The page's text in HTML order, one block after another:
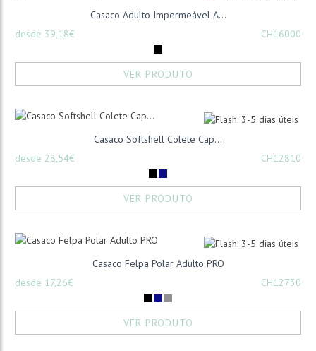
Casaco Adulto Impermeável A...
desde 39,18€
CH16000
VER PRODUTO
Casaco Softshell Colete Cap...
desde 28,54€
CH12810
VER PRODUTO
Casaco Felpa Polar Adulto PRO
desde 17,26€
CH12730
VER PRODUTO